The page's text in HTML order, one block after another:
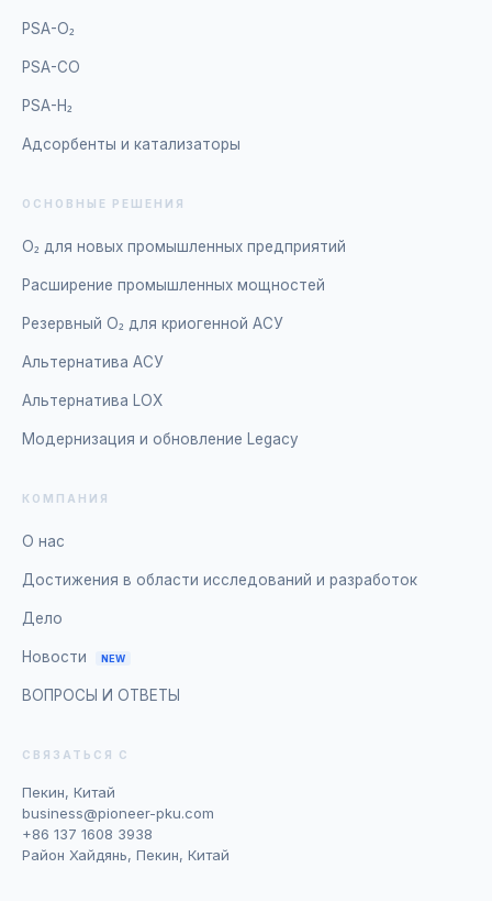
PSA-O₂
PSA-CO
PSA-H₂
Адсорбенты и катализаторы
ОСНОВНЫЕ РЕШЕНИЯ
O₂ для новых промышленных предприятий
Расширение промышленных мощностей
Резервный O₂ для криогенной АСУ
Альтернатива АСУ
Альтернатива LOX
Модернизация и обновление Legacy
КОМПАНИЯ
О нас
Достижения в области исследований и разработок
Дело
Новости NEW
ВОПРОСЫ И ОТВЕТЫ
СВЯЗАТЬСЯ С
Пекин, Китай
business@pioneer-pku.com
+86 137 1608 3938
Район Хайдянь, Пекин, Китай